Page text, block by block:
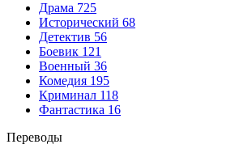
Драма 725
Исторический 68
Детектив 56
Боевик 121
Военный 36
Комедия 195
Криминал 118
Фантастика 16
Переводы